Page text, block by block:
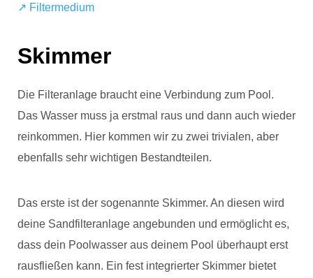
↗️ Filtermedium
Skimmer
Die Filteranlage braucht eine Verbindung zum Pool.
Das Wasser muss ja erstmal raus und dann auch wieder
reinkommen. Hier kommen wir zu zwei trivialen, aber
ebenfalls sehr wichtigen Bestandteilen.
Das erste ist der sogenannte Skimmer. An diesen wird
deine Sandfilteranlage angebunden und ermöglicht es,
dass dein Poolwasser aus deinem Pool überhaupt erst
rausfließen kann. Ein fest integrierter Skimmer bietet